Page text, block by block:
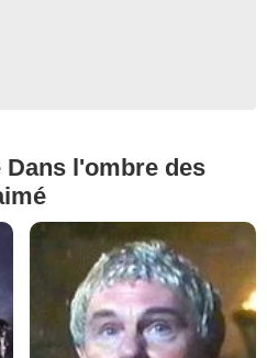
l'ombre des